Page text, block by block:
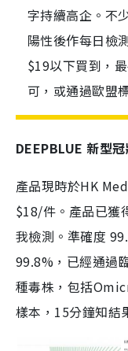
字持續高企。不
陽性後作每日檢
$19以下買到，
可，或通過歐盟
DEEPBLUE 新型
產品現時於HK
$18/件。產品已獲
我檢測。準確度
99.8%，已經通過
種毒株，包括
樣本，15分鐘知結